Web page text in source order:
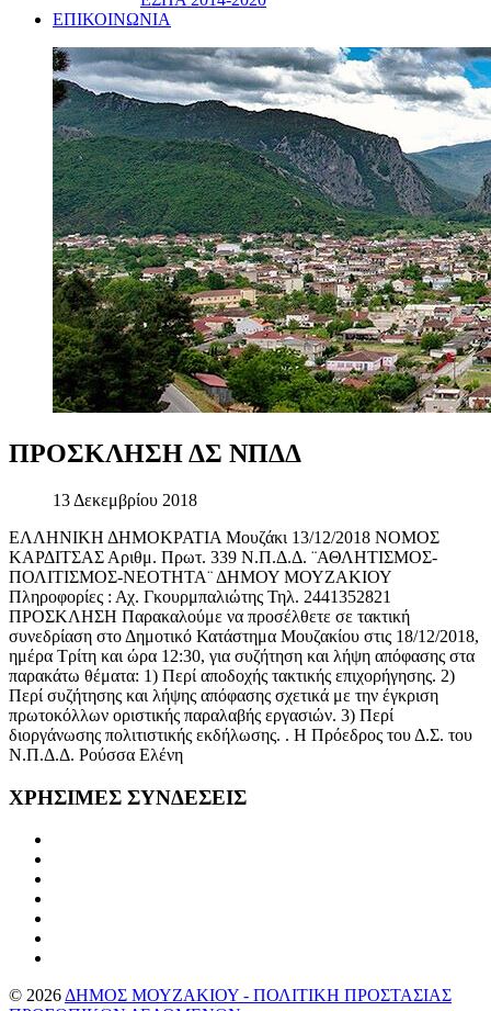
ΕΠΙΚΟΙΝΩΝΙΑ
ΠΡΟΣΚΛΗΣΗΔΣ ΝΠΔΔ
13 Δεκεμβρίου 2018
ΕΛΛΗΝΙΚΗ ΔΗΜΟΚΡΑΤΙΑ Μουζάκι 13/12/2018 ΝΟΜΟΣ
ΚΑΡΔΙΤΣΑΣ Αριθμ. Πρωτ. 339 Ν.Π.Δ.Δ. ¨ΑΘΛΗΤΙΣΜΟΣ-
ΠΟΛΙΤΙΣΜΟΣ-ΝΕΟΤΗΤΑ¨ ΔΗΜΟΥ ΜΟΥΖΑΚΙΟΥ
Πληροφορίες : Αχ. Γκουρμπαλιώτης Τηλ. 2441352821
ΠΡΟΣΚΛΗΣΗ Παρακαλούμε να προσέλθετε σε τακτική
συνεδρίαση στο Δημοτικό Κατάστημα Μουζακίου στις 18/12/2018,
ημέρα Τρίτη και ώρα 12:30, για συζήτηση και λήψη απόφασης στα
παρακάτω θέματα: 1) Περί αποδοχής τακτικής επιχορήγησης. 2)
Περί συζήτησης και λήψης απόφασης σχετικά με την έγκριση
πρωτοκόλλων οριστικής παραλαβής εργασιών. 3) Περί
διοργάνωσης πολιτιστικής εκδήλωσης. . Η Πρόεδρος του Δ.Σ. του
Ν.Π.Δ.Δ. Ρούσσα Ελένη
ΧΡΗΣΙΜΕΣ ΣΥΝΔΕΣΕΙΣ
© 2026 ΔΗΜΟΣ ΜΟΥΖΑΚΙΟΥ - ΠΟΛΙΤΙΚΗ ΠΡΟΣΤΑΣΙΑΣ